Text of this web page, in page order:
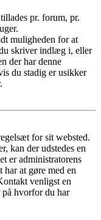
pr. forum, pr.
muligheden for at
skriver indlæg i, eller
der har denne
du stadig er usikker
for sit websted.
kan der udstedes en
er administratorens
at gøre med en
venligst en
hvorfor du har